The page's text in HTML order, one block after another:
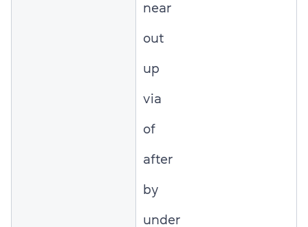
near
out
up
via
of
after
by
under